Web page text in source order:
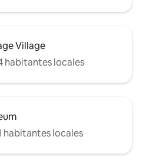
Village
habitantes locales
habitantes locales